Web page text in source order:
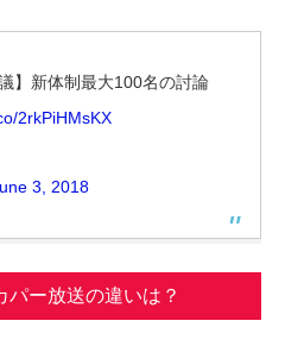
】新体制最大100名の討論
2rkPiHMsKX
3, 2018
パー放送の違いは？